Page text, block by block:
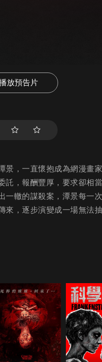
放預告片
景，一直懷抱成為網漫畫
託，報酬豐厚，要求卻相
一轍的謀殺案，潭景每一
來，逐步演變成一場無法